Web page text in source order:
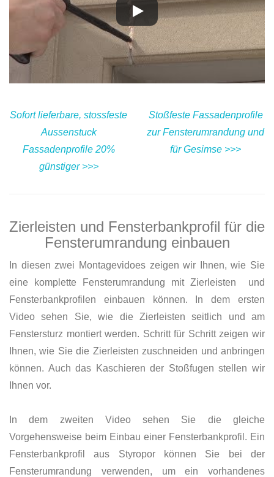
Sofort lieferbare, stossfeste
Aussenstuck
Fassadenprofile 20%
günstiger >>>
Stoßfeste Fassadenprofile
zur Fensterumrandung und
für Gesimse >>>
Zierleisten und Fensterbankprofil für die
Fensterumrandung einbauen
In diesen zwei Montagevidoes zeigen wir Ihnen, wie Sie
eine komplette Fensterumrandung mit Zierleisten und
Fensterbankprofilen einbauen können. In dem ersten
Video sehen Sie, wie die Zierleisten seitlich und am
Fenstersturz montiert werden. Schritt für Schritt zeigen wir
Ihnen, wie Sie die Zierleisten zuschneiden und anbringen
können. Auch das Kaschieren der Stoßfugen stellen wir
Ihnen vor.
In dem zweiten Video sehen Sie die gleiche
Vorgehensweise beim Einbau einer Fensterbankprofil. Ein
Fensterbankprofil aus Styropor können Sie bei der
Fensterumrandung verwenden, um ein vorhandenes